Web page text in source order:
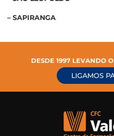
– SAPIRANGA
DESDE 1997 LEVANDO
LIGAMOS